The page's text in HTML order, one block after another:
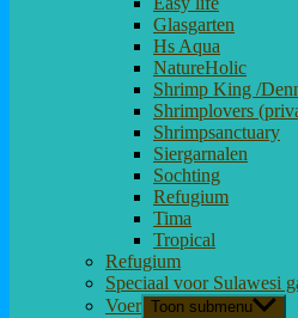
Glasgarten
Hs Aqua
NatureHolic
Shrimp King /
Shrimplovers
Shrimpsanctuary
Siergarnalen
Sochting
Refugium
Tima
Tropical
Refugium
Speciaal voor Sulawesi
Voer Toon submenu